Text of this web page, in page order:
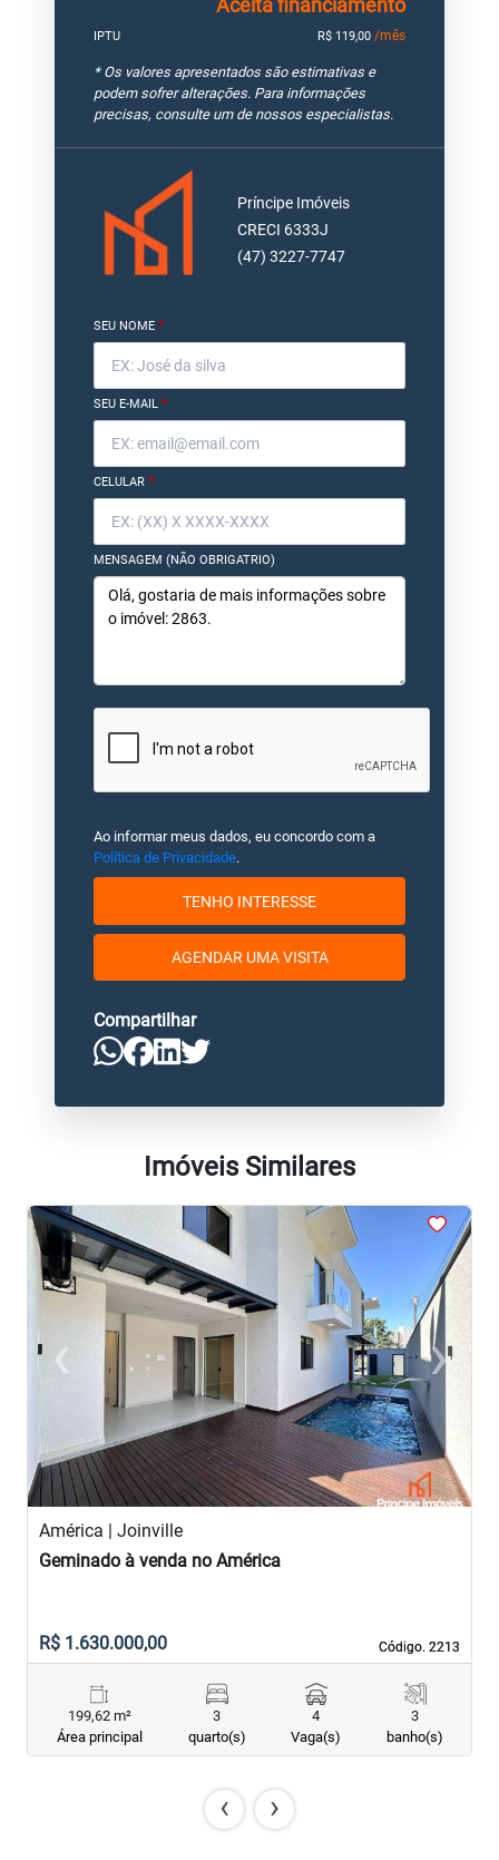
Aceita financiamento
IPTU R$ 119,00 /mês
* Os valores apresentados são estimativas e
podem sofrer alterações. Para informações
precisas, consulte um de nossos especialistas.
Príncipe Imóveis
CRECI 6333J
(47) 3227-7747
SEU NOME *
SEU E-MAIL *
CELULAR *
MENSAGEM (NÃO OBRIGATRIO)
Ao informar meus dados, eu concordo com a
Política de Privacidade.
TENHO INTERESSE
AGENDAR UMA VISITA
Compartilhar
Imóveis Similares
<<<<
‹Previous ›Next
América | Joinville
Código. 2213
Código. 2213
Geminado à venda no América
R$ 1.630.000,00
199,62 m²
Área principal
3
quarto(s)
4
Vaga(s)
3
banho(s)
‹ ›